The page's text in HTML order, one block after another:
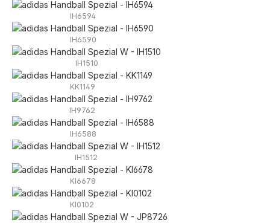
IH6594
IH6590
IH1510
KK1149
IH9762
IH6588
IH1512
KI6678
KI0102